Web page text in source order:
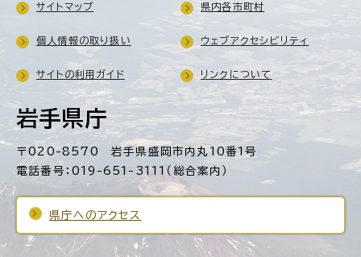
岩手県庁
〒020-8570 岩手県盛岡市内丸10番1号
電話番号：019-651-3111（総合案内）
県庁へのアクセス
サイトマップ 県内各市町村
個人情報の取り扱い ウェブアクセシビリティ
サイトの利用ガイド リンクについて